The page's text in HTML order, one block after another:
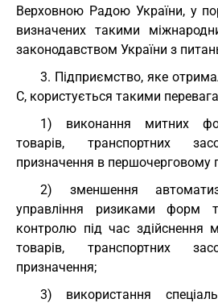
Верховною Радою України, у
визначених такими
законодавством України з
3. Підприємство, яке
С, користується такими
1) виконання митних
товарів, транспортних
призначення в першочерговому
2) зменшення
управління ризиками форм
контролю під час здійснення
товарів, транспортних
призначення;
3) використання